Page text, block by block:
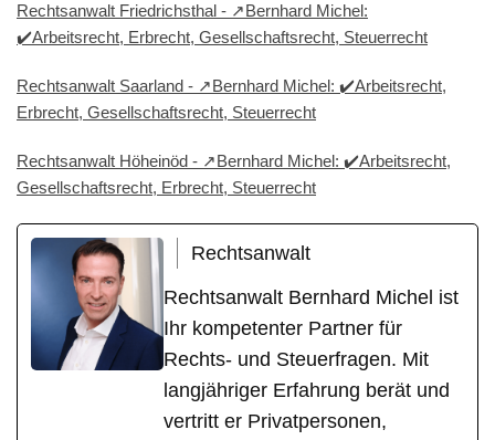
Rechtsanwalt Friedrichsthal - ↗️Bernhard Michel:
✔️Arbeitsrecht, Erbrecht, Gesellschaftsrecht, Steuerrecht
Rechtsanwalt Saarland - ↗️Bernhard Michel: ✔️Arbeitsrecht,
Erbrecht, Gesellschaftsrecht, Steuerrecht
Rechtsanwalt Höheinöd - ↗️Bernhard Michel: ✔️Arbeitsrecht,
Gesellschaftsrecht, Erbrecht, Steuerrecht
Rechtsanwalt
Rechtsanwalt Bernhard Michel ist
Ihr kompetenter Partner für
Rechts- und Steuerfragen. Mit
langjähriger Erfahrung berät und
vertritt er Privatpersonen,